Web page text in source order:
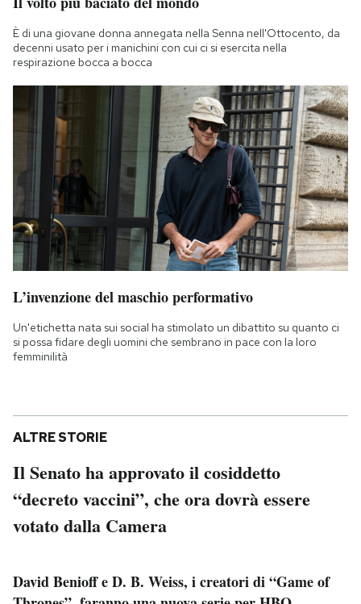
È di una giovane donna annegata nella Senna nell'Ottocento, da
decenni usato per i manichini con cui ci si esercita nella
respirazione bocca a bocca
L’invenzione del maschio performativo
Un'etichetta nata sui social ha stimolato un dibattito su quanto ci
si possa fidare degli uomini che sembrano in pace con la loro
femminilità
ALTRE STORIE
Il Senato ha approvato il cosiddetto
“decreto vaccini”, che ora dovrà essere
votato dalla Camera
David Benioff e D. B. Weiss, i creatori di “Game of